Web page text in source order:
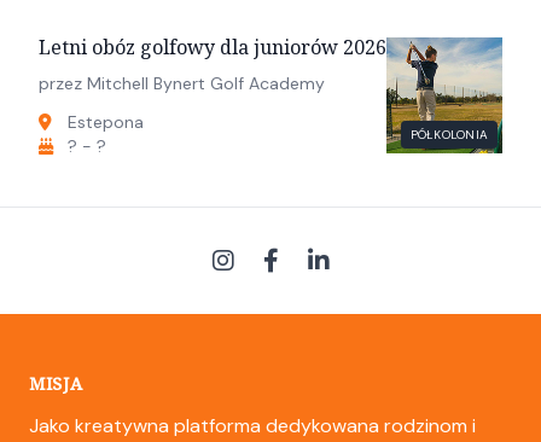
PÓŁKOLONIA
Letni obóz golfowy dla juniorów 2026
przez Mitchell Bynert Golf Academy
Estepona
? - ?
MISJA
Jako kreatywna platforma dedykowana rodzinom i